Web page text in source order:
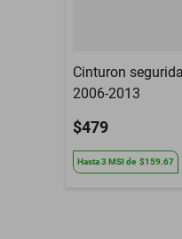
Cinturon
2006-2013
$479
Hasta3 MSIde $159.67